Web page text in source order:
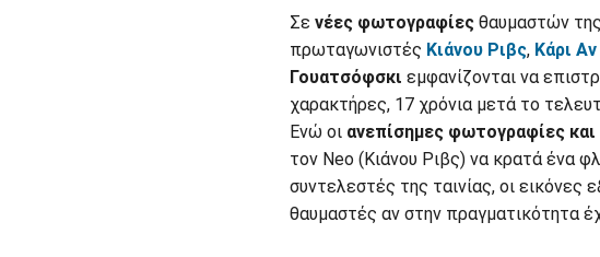
Σε νέες φωτογραφίες θαυμαστών
πρωταγωνιστές Κιάνου Ριβς, Κάρι
Γουατσόφσκι εμφανίζονται να
χαρακτήρες, 17 χρόνια μετά το
Ενώ οι ανεπίσημες φωτογραφίες και
τον Neo (Κιάνου Ριβς) να κρατά ένα
συντελεστές της ταινίας, οι εικόνες
θαυμαστές αν στην πραγματικότητα